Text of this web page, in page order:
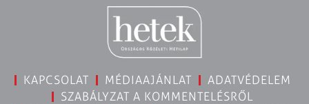
KAPCSOLAT MÉDIAAJÁNLAT
ADATVÉDELEM
SZABÁLYZAT A KOMMENTELÉSRŐL